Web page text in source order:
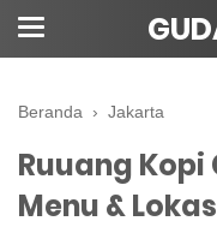
Beranda › Jakarta
Ruuang
Menu &